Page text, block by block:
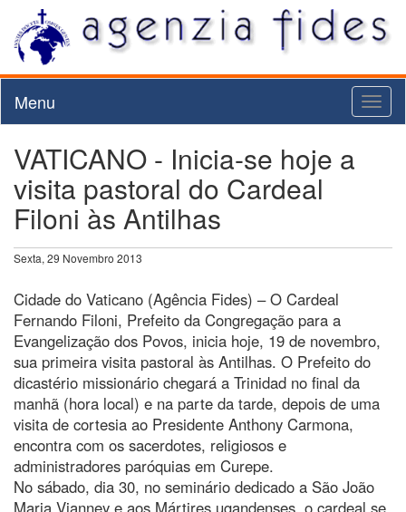
Menu
VATICANO - Inicia-se hoje a
visita pastoral do Cardeal
Filoni às Antilhas
Sexta, 29 Novembro 2013
Cidade do Vaticano (Agência Fides) – O Cardeal
Fernando Filoni, Prefeito da Congregação para a
Evangelização dos Povos, inicia hoje, 19 de novembro,
sua primeira visita pastoral às Antilhas. O Prefeito do
dicastério missionário chegará a Trinidad no final da
manhã (hora local) e na parte da tarde, depois de uma
visita de cortesia ao Presidente Anthony Carmona,
encontra com os sacerdotes, religiosos e
administradores paróquias em Curepe.
No sábado, dia 30, no seminário dedicado a São João
Maria Vianney e aos Mártires ugandenses, o cardeal se